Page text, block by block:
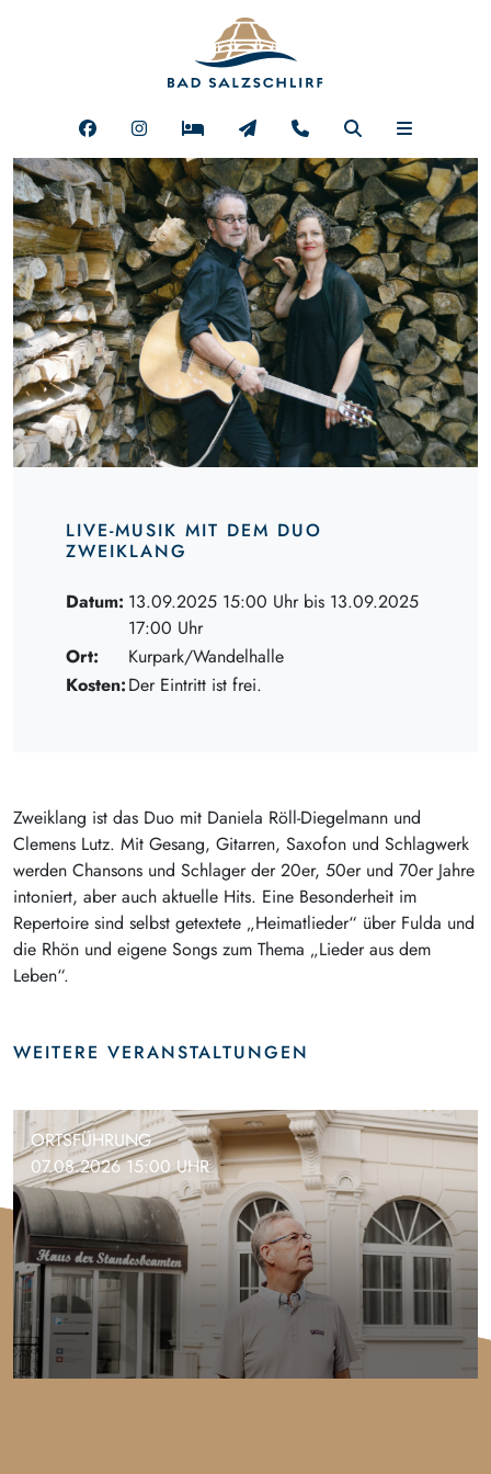
LIVE-MUSIK MIT DEM DUO
ZWEIKLANG
Datum: 13.09.2025 15:00 Uhr bis 13.09.2025
17:00 Uhr
Ort:
Kurpark/Wandelhalle
Kosten:Der Eintritt ist frei.
Zweiklang ist das Duo mit Daniela Röll-Diegelmann und
Clemens Lutz. Mit Gesang, Gitarren, Saxofon und Schlagwerk
werden Chansons und Schlager der 20er, 50er und 70er Jahre
intoniert, aber auch aktuelle Hits. Eine Besonderheit im
Repertoire sind selbst getextete „Heimatlieder“ über Fulda und
die Rhön und eigene Songs zum Thema „Lieder aus dem
Leben“.
WEITERE VERANSTALTUNGEN
ORTSFÜHRUNG
07.08.2026 15:00 UHR